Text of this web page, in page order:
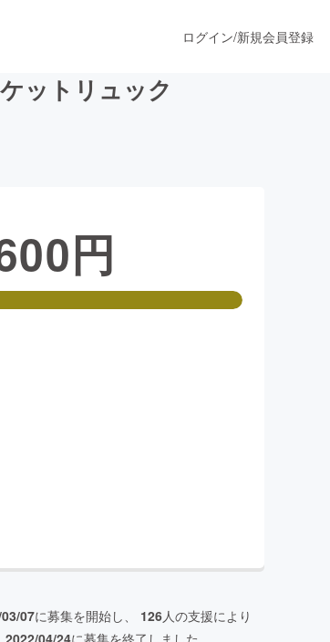
ファッション
ログイン/新規会員登録
ットリュック
円
07に募集を開始し、 126人の支援により
2022/04/24に募集を終了しました